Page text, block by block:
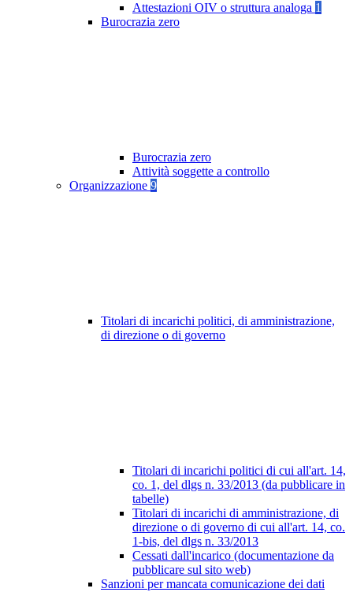
Attestazioni OIV o struttura analoga 1
Burocrazia zero
Burocrazia zero
Attività soggette a controllo
Organizzazione 9
Titolari di incarichi politici, di amministrazione,
di direzione o di governo
Titolari di incarichi politici di cui all'art. 14,
co. 1, del dlgs n. 33/2013 (da pubblicare in
tabelle)
Titolari di incarichi di amministrazione, di
direzione o di governo di cui all'art. 14, co.
1-bis, del dlgs n. 33/2013
Cessati dall'incarico (documentazione da
pubblicare sul sito web)
Sanzioni per mancata comunicazione dei dati